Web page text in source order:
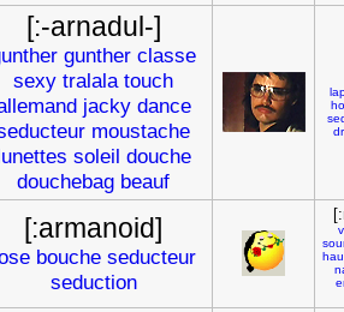
[:-arnadul-]
gunther classe
sexy tralala touch
jacky dance
moustache
soleil douche
douchebag beauf
[:armanoid]
bouche seducteur
seduction